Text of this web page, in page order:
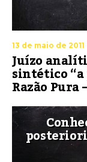
13 de maio de 2011
Juízo
sintético
Razão Pura